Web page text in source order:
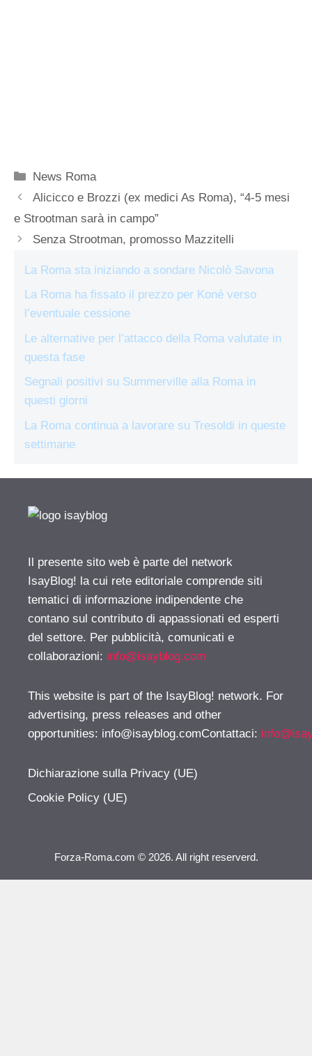
Categorie
News Roma
Alicicco e Brozzi (ex medici As Roma), “4-5 mesi
e Strootman sarà in campo”
Senza Strootman, promosso Mazzitelli
La Roma sta iniziando a sondare Nicolò Savona
La Roma ha fissato il prezzo per Koné verso
l’eventuale cessione
Le alternative per l’attacco della Roma valutate in
questa fase
Segnali positivi su Summerville alla Roma in
questi giorni
La Roma continua a lavorare su Tresoldi in queste
settimane
Il presente sito web è parte del network
IsayBlog! la cui rete editoriale comprende siti
tematici di informazione indipendente che
contano sul contributo di appassionati ed esperti
del settore. Per pubblicità, comunicati e
collaborazioni: info@isayblog.com
This website is part of the IsayBlog! network. For
advertising, press releases and other
opportunities: info@isayblog.comContattaci:
Dichiarazione sulla Privacy (UE)
Cookie Policy (UE)
Forza-Roma.com © 2026. All right reserverd.